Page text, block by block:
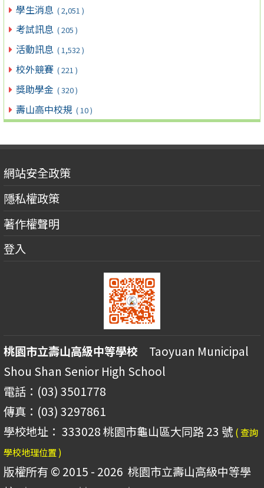
學生消息 ( 2,051 )
考試訊息 ( 205 )
活動訊息 ( 1,532 )
校外競賽 ( 221 )
獎助學金 ( 320 )
壽山高中校規 ( 10 )
網站安全政策
隱私權政策
著作權聲明
登入
桃園市立壽山高級中等學校 Taoyuan Municipal
Shou Shan Senior High School
電話：(03) 3501778
傳真：(03) 3297861
學校地址： 333028 桃園市龜山區大同路 23 號 ( 查詢
學校地理位置 )
版權所有 © 2015 - 2026 桃園市立壽山高級中等學